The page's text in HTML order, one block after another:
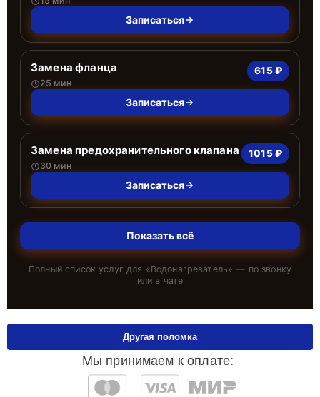
Записаться
Замена фланца
25 мин
615 ₽
Записаться
Замена предохранительного клапана
30 мин
1015 ₽
Записаться
Показать всё
Полный список услуг для «Водонагреватель» — по звонку
или в чате
Мы принимаем к оплате:
Другая поломка